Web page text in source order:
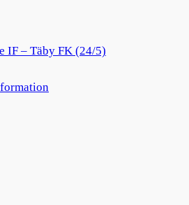
IF – Täby FK (24/5)